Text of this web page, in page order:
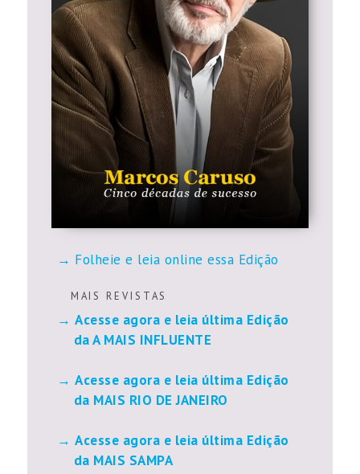
Folheie e leia online essa Edição
M A I S R E V I S T A S
Acesse agora e leia última Edição
da A MAIS INFLUENTE
Acesse agora e leia última Edição
da MAIS RIO DE JANEIRO
Acesse agora e leia última Edição
da MAIS SAMPA